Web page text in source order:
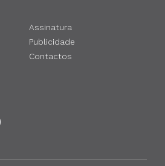
Assinatura
Publicidade
Contactos